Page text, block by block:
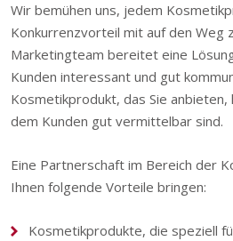
Wir bemühen uns, jedem
Konkurrenzvorteil mit auf den Weg
Marketingteam bereitet eine
Kunden interessant und gut
Kosmetikprodukt, das Sie anbieten,
dem Kunden gut vermittelbar sind.
Eine Partnerschaft im Bereich der
Ihnen folgende Vorteile bringen:
Kosmetikprodukte, die speziell